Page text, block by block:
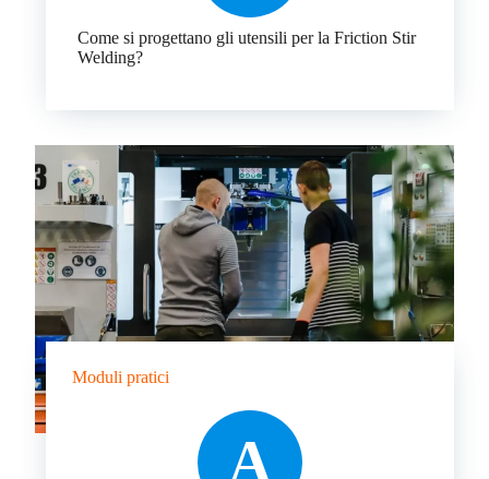
Come si progettano gli utensili per la Friction Stir
Welding?
Moduli pratici
A